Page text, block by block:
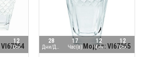
11
Сек
VI67064
28
Дни/Ден
17
Час(а)
12
Мин
11
Сек
Модел:VI67065